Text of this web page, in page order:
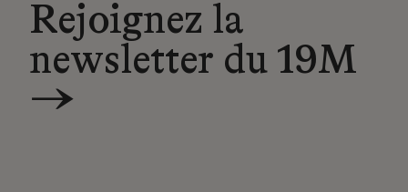
Rejoignez la
newsletter du 19M
→